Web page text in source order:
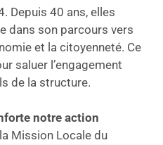
Depuis 40 ans, elles
dans son parcours vers
et la citoyenneté. Ce
saluer l’engagement
de la structure.
notre action
Mission Locale du